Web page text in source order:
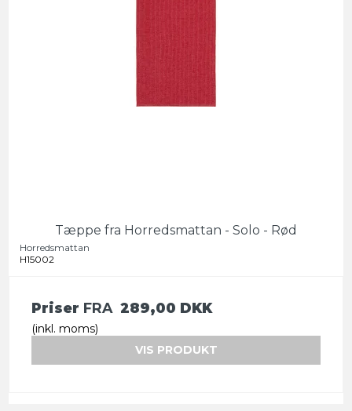
Tæppe fra Horredsmattan - Solo - Rød
Horredsmattan
H15002
Priser FRA 289,00 DKK
(inkl. moms)
VIS PRODUKT